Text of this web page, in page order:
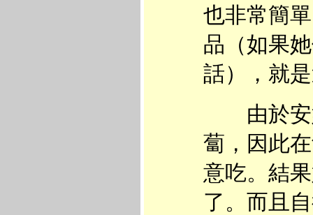
也非常簡
品（如果
話），就
由於安
蔔，因此
意吃。結
了。而且